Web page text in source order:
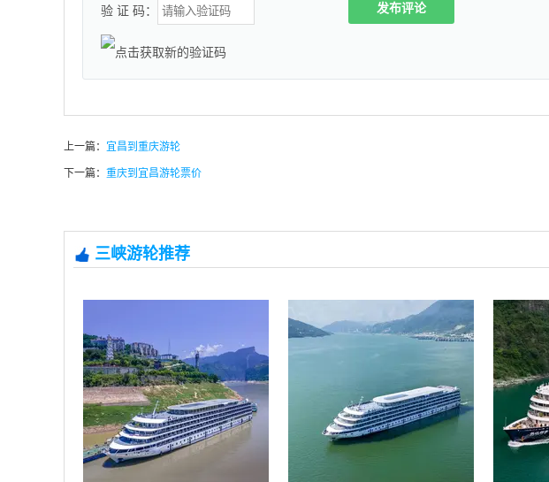
验 证 码： 发布评论
上一篇： 宜昌到重庆游轮
下一篇： 重庆到宜昌游轮票价
三峡游轮推荐